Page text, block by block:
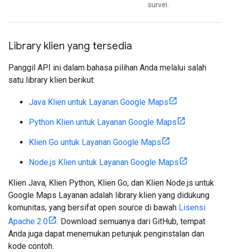
survei.
Library klien yang tersedia
Panggil API ini dalam bahasa pilihan Anda melalui salah
satu library klien berikut:
Java Klien untuk Layanan Google Maps
Python Klien untuk Layanan Google Maps
Klien Go untuk Layanan Google Maps
Node.js Klien untuk Layanan Google Maps
Klien Java, Klien Python, Klien Go, dan Klien Node.js untuk
Google Maps Layanan adalah library klien yang didukung
komunitas, yang bersifat open source di bawah Lisensi
Apache 2.0
. Download semuanya dari GitHub, tempat
Anda juga dapat menemukan petunjuk penginstalan dan
kode contoh.